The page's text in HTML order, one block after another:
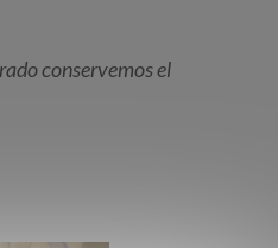
conservemos el